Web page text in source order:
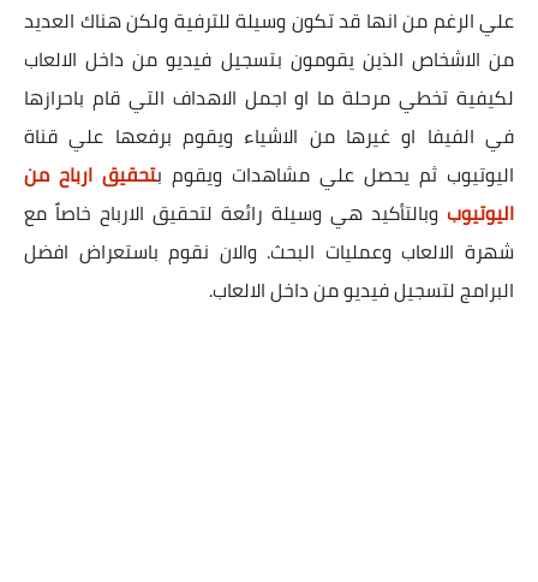
علي الرغم من انها قد تكون وسيلة للترفية ولكن هناك العديد
من الاشخاص الذين يقومون بتسجيل فيديو من داخل الالعاب
لكيفية تخطي مرحلة ما او اجمل الاهداف التي قام باحرازها
في الفيفا او غيرها من الاشياء ويقوم برفعها علي قناة
اليوتيوب ثم يحصل علي مشاهدات ويقوم بتحقيق ارباح من
اليوتيوب وبالتأكيد هي وسيلة رائعة لتحقيق الارباح خاصاً مع
شهرة الالعاب وعمليات البحث. والان نقوم باستعراض افضل
البرامج لتسجيل فيديو من داخل الالعاب.